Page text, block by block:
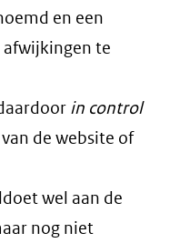
en een
te
in control
de website of
wel aan de
nog niet